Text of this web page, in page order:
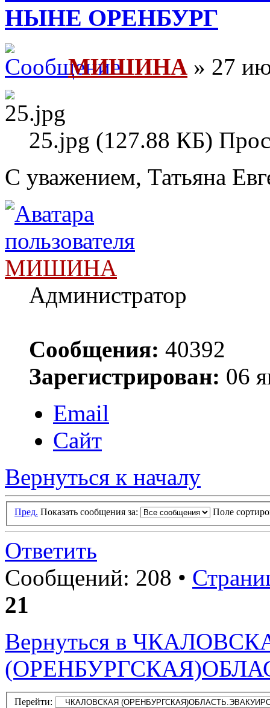
НЫНЕ ОРЕНБУРГ
МИШИНА » 27
25.jpg (127.88 КБ)
С уважением, Татьяна
МИШИНА
Администратор
Сообщения: 40392
Зарегистрирован: 06
Email
Сайт
Вернуться к началу
Пред. Показать сообщения за: Поле
Ответить
Сообщений: 208 •
21
Вернуться в
Перейти: